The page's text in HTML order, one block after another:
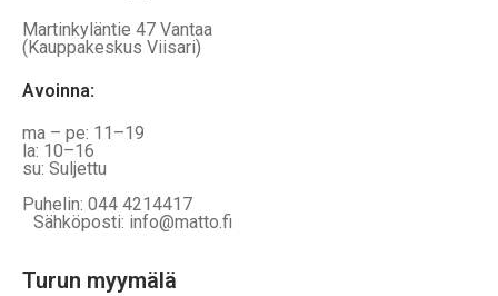
Martinkyläntie 47 Vantaa
(Kauppakeskus Viisari)
Avoinna:
ma – pe: 11–19
la: 10–16
su: Suljettu
Puhelin: 044 4214417
Sähköposti: info@matto.fi
Turun myymälä